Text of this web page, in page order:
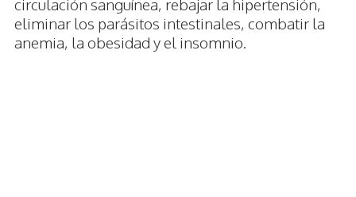
circulación sanguínea, rebajar la hipertensión,
eliminar los parásitos intestinales, combatir la
anemia, la obesidad y el insomnio.